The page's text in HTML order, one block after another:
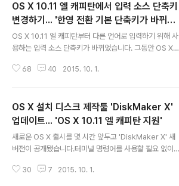
OS X 10.11 엘 캐피탄에서 입력 소스 단축키
변경하기... '한영 전환 기본 단축키가 바뀌었
어요'
OS X 10.11 엘 캐피탄부터 다른 언어로 입력하기 위해 사
용하는 입력 소스 단축키가 바뀌었습니다. 그동안 OS X에
키로 입력 소스를 전환할 수 있었습니다. 영어 입력 상태일
용자에게 너무나도 익숙한 단축키일 겁니다. 하지만 OS X
10.11 엘 캐피탄에서는 control + space 키가 기본 할당
되어 있습니다. 즉 맥이 공장 출하 상태이거나 운영체제를
새로 설치했다면 새로운 단축키를 입력해야 하는 것입니
환하도록 바뀌었죠. 아무래도 애플이 두 운영체제..
68 40 2015. 10. 1.
OS X 설치 디스크 제작툴 'DiskMaker X'
업데이트... 'OS X 10.11 엘 캐피탄 지원'
새로운 OS X 출시를 몇 시간 앞두고 'DiskMaker X' 새
버전이 공개됐습니다.터미널 명령어를 사용할 필요 없이
은 맥 사용자들이 찾는 프로그램이죠. 애플이 매년 새로운
30 7 2015. 10. 1.